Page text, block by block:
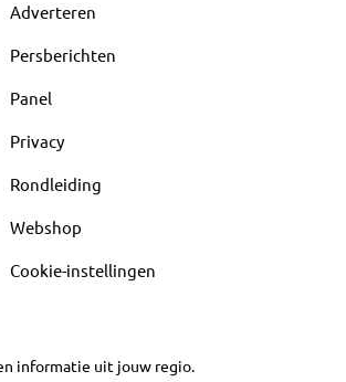
Adverteren
Persberichten
Panel
Privacy
Rondleiding
Webshop
Cookie-instellingen
informatie uit jouw regio.